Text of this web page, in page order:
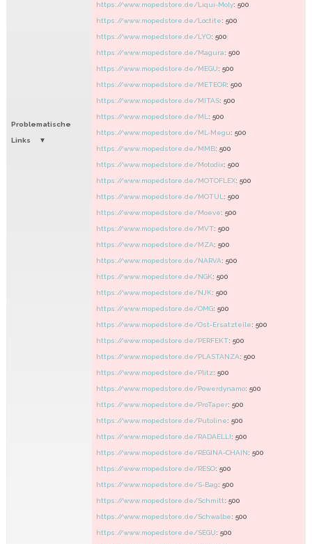
Problematische
Links
https://www.mopedstore.de/Liqui-Moly: 500
https://www.mopedstore.de/Loctite: 500
https://www.mopedstore.de/LYO: 500
https://www.mopedstore.de/Magura: 500
https://www.mopedstore.de/MEGU: 500
https://www.mopedstore.de/METEOR: 500
https://www.mopedstore.de/MITAS: 500
https://www.mopedstore.de/ML : 500
https://www.mopedstore.de/ML-Megu: 500
https://www.mopedstore.de/MMB: 500
https://www.mopedstore.de/Motodix: 500
https://www.mopedstore.de/MOTOFLEX: 500
https://www.mopedstore.de/MOTUL : 500
https://www.mopedstore.de/Moeve: 500
https://www.mopedstore.de/MVT: 500
https://www.mopedstore.de/MZA: 500
https://www.mopedstore.de/NARVA: 500
https://www.mopedstore.de/NGK: 500
https://www.mopedstore.de/NJK: 500
https://www.mopedstore.de/OMG: 500
https://www.mopedstore.de/Ost-Ersatzteile: 500
https://www.mopedstore.de/PERFEKT: 500
https://www.mopedstore.de/PLASTANZA: 500
https://www.mopedstore.de/Plitz: 500
https://www.mopedstore.de/Powerdynamo: 500
https://www.mopedstore.de/ProTaper: 500
https://www.mopedstore.de/Putoline: 500
https://www.mopedstore.de/RADAELLI: 500
https://www.mopedstore.de/REGINA-CHAIN: 500
https://www.mopedstore.de/RESO: 500
https://www.mopedstore.de/S-Bag: 500
https://www.mopedstore.de/Schmitt: 500
https://www.mopedstore.de/Schwalbe: 500
https://www.mopedstore.de/SEGU: 500